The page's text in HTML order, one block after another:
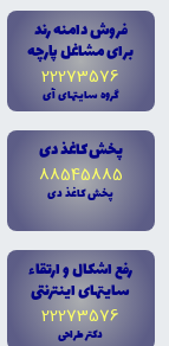
فروش دامنه رند
براى مشاغل پارچه
22273576
گروه سايتهاى آى
پخش کاغذ دى
88545885
پخش کاغذ دى
رفع اشکال و ارتقاء
سايتهاى اينترنتى
22273576
دکتر طراحى